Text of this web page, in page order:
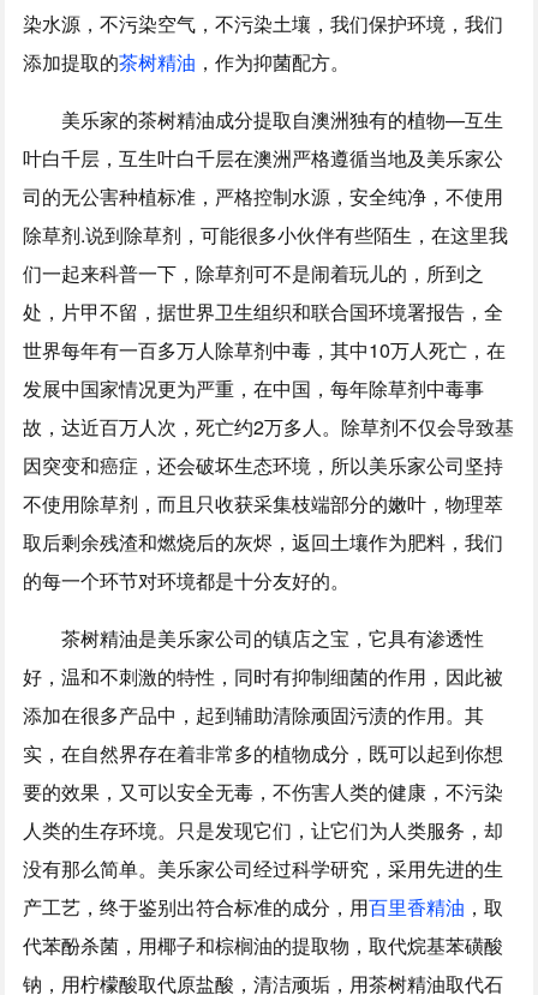
染水源，不污染空气，不污染土壤，我们保护环境，我们
添加提取的茶树精油 ，作为抑菌配方。
美乐家的茶树精油成分提取自澳洲独有的植物—互生
叶白千层，互生叶白千层在澳洲严格遵循当地及美乐家公
司的无公害种植标准，严格控制水源，安全纯净，不使用
除草剂.说到除草剂，可能很多小伙伴有些陌生，在这里我
们一起来科普一下，除草剂可不是闹着玩儿的，所到之
处，片甲不留，据世界卫生组织和联合国环境署报告，全
世界每年有一百多万人除草剂中毒，其中10万人死亡，在
发展中国家情况更为严重，在中国，每年除草剂中毒事
故，达近百万人次，死亡约2万多人。除草剂不仅会导致基
因突变和癌症，还会破坏生态环境，所以美乐家公司坚持
不使用除草剂，而且只收获采集枝端部分的嫩叶，物理萃
取后剩余残渣和燃烧后的灰烬，返回土壤作为肥料，我们
的每一个环节对环境都是十分友好的。
茶树精油是美乐家公司的镇店之宝，它具有渗透性
好，温和不刺激的特性，同时有抑制细菌的作用，因此被
添加在很多产品中，起到辅助清除顽固污渍的作用。其
实，在自然界存在着非常多的植物成分，既可以起到你想
要的效果，又可以安全无毒，不伤害人类的健康，不污染
人类的生存环境。只是发现它们，让它们为人类服务，却
没有那么简单。美乐家公司经过科学研究，采用先进的生
产工艺，终于鉴别出符合标准的成分，用百里香精油 ，取
代苯酚杀菌，用椰子和棕榈油的提取物，取代烷基苯磺酸
钠，用柠檬酸取代原盐酸，清洁顽垢，用茶树精油取代石